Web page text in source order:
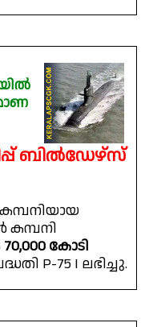
ബിൽഡേഴ്‌സ്
കമ്പനി
70,000 കോടി
P-75 I ലഭിച്ചു.